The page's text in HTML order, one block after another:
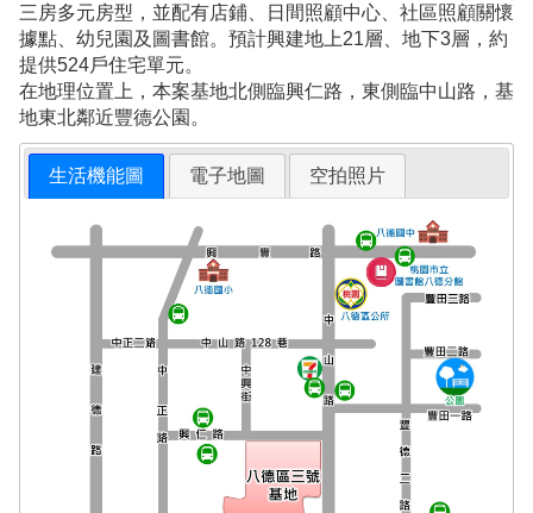
三房多元房型，並配有店鋪、日間照顧中心、社區照顧關懷
據點、幼兒園及圖書館。預計興建地上21層、地下3層，約
提供524戶住宅單元。
在地理位置上，本案基地北側臨興仁路，東側臨中山路，基
地東北鄰近豐德公園。
生活機能圖 電子地圖 空拍照片